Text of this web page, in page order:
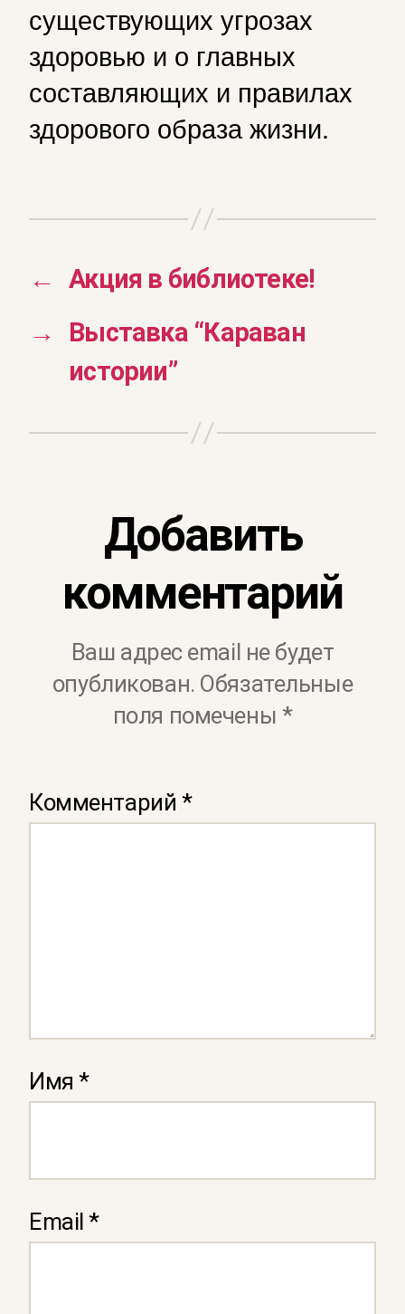
существующих угрозах
здоровью и о главных
составляющих и правилах
здорового образа жизни.
←
Акция в библиотеке!
→
Выставка “Караван
истории”
Добавить
комментарий
Ваш адрес email не будет
опубликован. Обязательные
поля помечены *
Комментарий *
Имя*
Email*